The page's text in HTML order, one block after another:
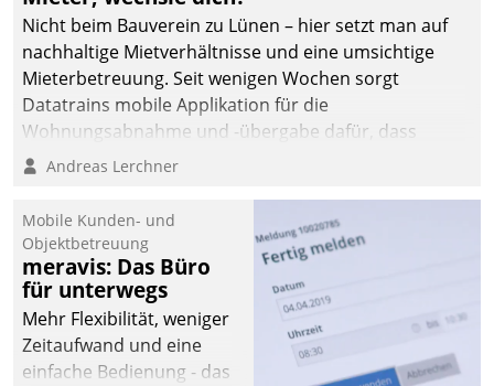
Nicht beim Bauverein zu Lünen – hier setzt man auf
nachhaltige Mietverhältnisse und eine umsichtige
Mieterbetreuung. Seit wenigen Wochen sorgt
Datatrains mobile Applikation für die
Wohnungsabnahme und -übergabe dafür, dass
Mieter wohlgeordnet kommen und, so es sein muss,
Andreas Lerchner
Mobile Kunden- und
Objektbetreuung
meravis: Das Büro
für unterwegs
Mehr Flexibilität, weniger
Zeitaufwand und eine
einfache Bedienung - das